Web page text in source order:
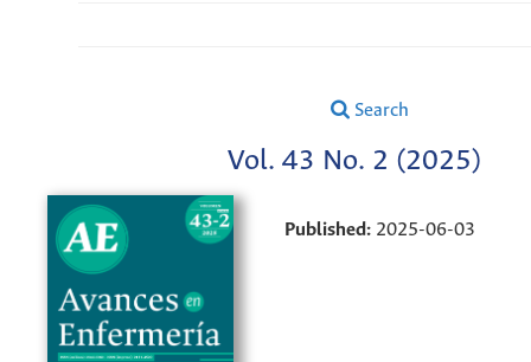
Search
Vol. 43 No. 2 (2025)
Published: 2025-06-03